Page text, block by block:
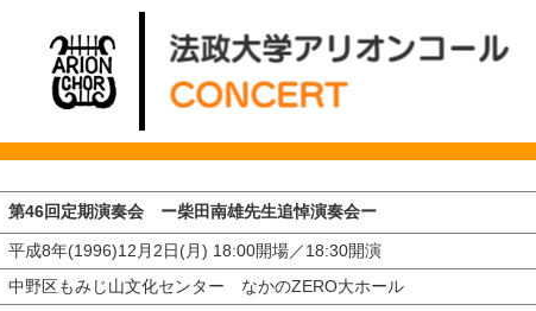
第46回定期演奏会 ー柴田南雄先生追悼演奏会ー
平成8年(1996)12月2日(月) 18:00開場／18:30開演
中野区もみじ山文化センター なかのZERO大ホール